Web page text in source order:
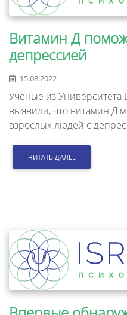
Витамин Д
депрессией
15.08.2022
Ученые из
выявили, что витамин Д
взрослых людей с
ЧИТАТЬ ДАЛЕЕ